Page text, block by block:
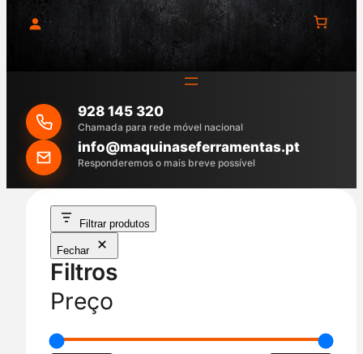
u
r
c
h
928 145 320
Chamada para rede móvel nacional
info@maquinaseferramentas.pt
Responderemos o mais breve possível
Filtrar produtos
Fechar
Filtros
Preço